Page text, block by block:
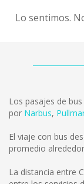
Lo sentimos.
Los pasajes de
por Narbus,
El viaje con bus
promedio
La distancia entre